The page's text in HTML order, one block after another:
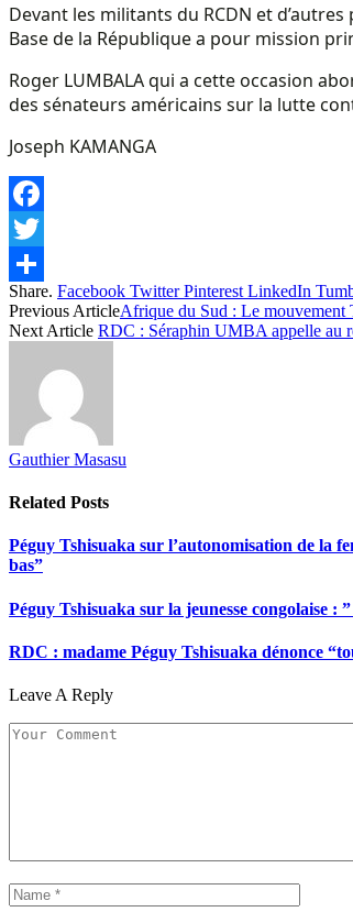
Devant les militants du RCDN et
Base de la République a pour mission
Roger LUMBALA qui a cette occasion
des sénateurs américains sur la lutte
Joseph KAMANGA
Facebook
Twitter
Share
Share. Facebook Twitter Pinterest LinkedIn
Previous ArticleAfrique du Sud : Le mouvement
Next Article RDC : Séraphin UMBA appelle au
Gauthier Masasu
Related Posts
Péguy Tshisuaka sur l’autonomisation de la
bas”
Péguy Tshisuaka sur la jeunesse congolaise :
RDC : madame Péguy Tshisuaka dénonce
Leave A Reply